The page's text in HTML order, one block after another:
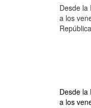
Desde la
a los
Desde la
a los